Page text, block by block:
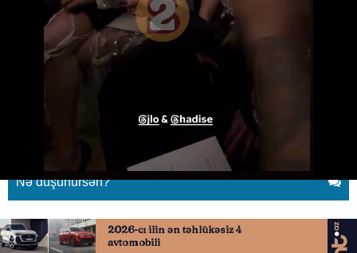
Hadisə və Cennifer Lopez bir
arada
Nə düşünürsən?